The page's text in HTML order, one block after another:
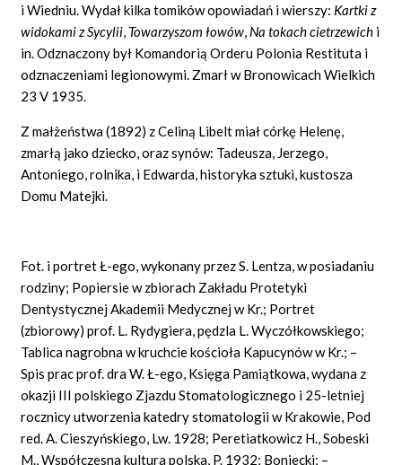
i Wiedniu. Wydał kilka tomików opowiadań i wierszy: Kartki z
widokami z Sycylii, Towarzyszom łowów, Na tokach cietrzewich i
in. Odznaczony był Komandorią Orderu Polonia Restituta i
odznaczeniami legionowymi. Zmarł w Bronowicach Wielkich
23 V 1935.
Z małżeństwa (1892) z Celiną Libelt miał córkę Helenę,
zmarłą jako dziecko, oraz synów: Tadeusza, Jerzego,
Antoniego, rolnika, i Edwarda, historyka sztuki, kustosza
Domu Matejki.
Fot. i portret Ł-ego, wykonany przez S. Lentza, w posiadaniu
rodziny; Popiersie w zbiorach Zakładu Protetyki
Dentystycznej Akademii Medycznej w Kr.; Portret
(zbiorowy) prof. L. Rydygiera, pędzla L. Wyczółkowskiego;
Tablica nagrobna w kruchcie kościoła Kapucynów w Kr.; –
Spis prac prof. dra W. Ł-ego, Księga Pamiątkowa, wydana z
okazji III polskiego Zjazdu Stomatologicznego i 25-letniej
rocznicy utworzenia katedry stomatologii w Krakowie, Pod
red. A. Cieszyńskiego, Lw. 1928; Peretiatkowicz H., Sobeski
M., Współczesna kultura polska, P. 1932; Boniecki; –